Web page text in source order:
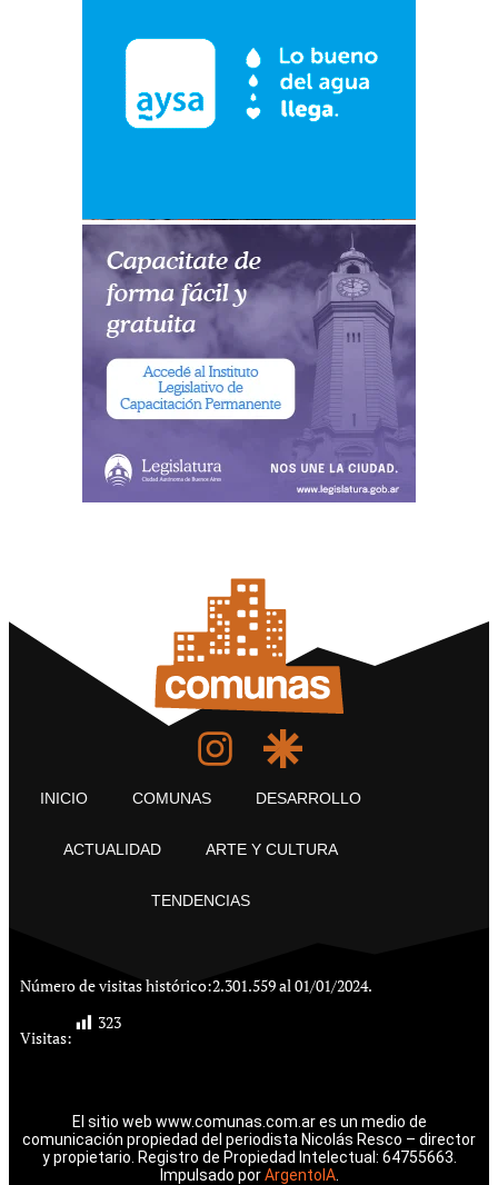
INICIO COMUNAS DESARROLLO
ACTUALIDAD ARTE Y CULTURA
TENDENCIAS
Número de visitas histórico:2.301.559 al 01/01/2024.
Visitas:
323
El sitio web www.comunas.com.ar es un medio de
comunicación propiedad del periodista Nicolás Resco – director
y propietario. Registro de Propiedad Intelectual: 64755663.
Impulsado porArgentoIA.